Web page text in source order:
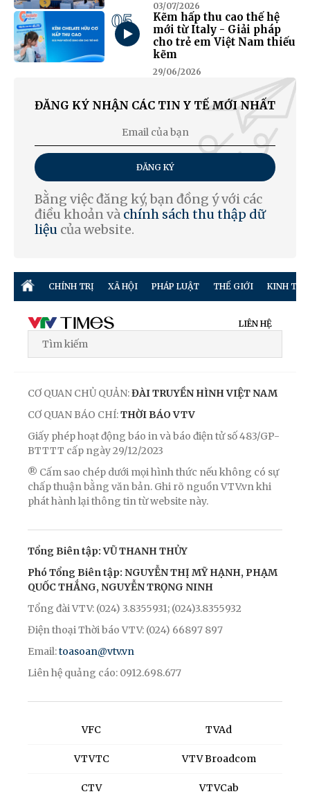
03/07/2026
05
Kẽm hấp thu cao thế hệ
mới từ Italy - Giải pháp
cho trẻ em Việt Nam thiếu
kẽm
29/06/2026
ĐĂNG KÝ NHẬN CÁC TIN Y TẾ MỚI NHẤT
ĐĂNG KÝ
Bằng việc đăng ký, bạn đồng ý với các
điều khoản và chính sách thu thập dữ
liệu của website.
CHÍNH TRỊ XÃ HỘI PHÁP LUẬT THẾ GIỚI KINH TẾ
LIÊN HỆ
CƠ QUAN CHỦ QUẢN:ĐÀI TRUYỀN HÌNH VIỆT NAM
CƠ QUAN BÁO CHÍ:THỜI BÁO VTV
Giấy phép hoạt động báo in và báo điện tử số 483/GP-
BTTTT cấp ngày 29/12/2023
® Cấm sao chép dưới mọi hình thức nếu không có sự
chấp thuận bằng văn bản. Ghi rõ nguồn VTV.vn khi
phát hành lại thông tin từ website này.
Tổng Biên tập: VŨ THANH THỦY
Phó Tổng Biên tập: NGUYỄN THỊ MỸ HẠNH, PHẠM
QUỐC THẮNG, NGUYỄN TRỌNG NINH
Tổng đài VTV: (024) 3.8355931; (024)3.8355932
Điện thoại Thời báo VTV: (024) 66897 897
Email:toasoan@vtv.vn
Liên hệ quảng cáo: 0912.698.677
VFC
VTVTC
CTV
TVAd
VTV Broadcom
VTVCab